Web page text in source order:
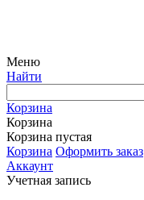
Меню
Найти
Корзина
Корзина
Корзина пустая
Корзина Оформить заказ
Аккаунт
Учетная запись